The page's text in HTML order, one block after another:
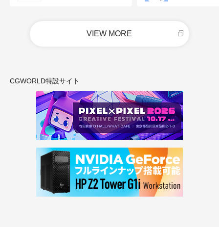
VIEW MORE
CGWORLD特設サイト